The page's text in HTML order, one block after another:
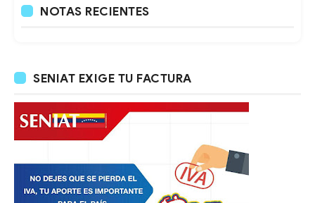
NOTAS RECIENTES
SENIAT EXIGE TU FACTURA